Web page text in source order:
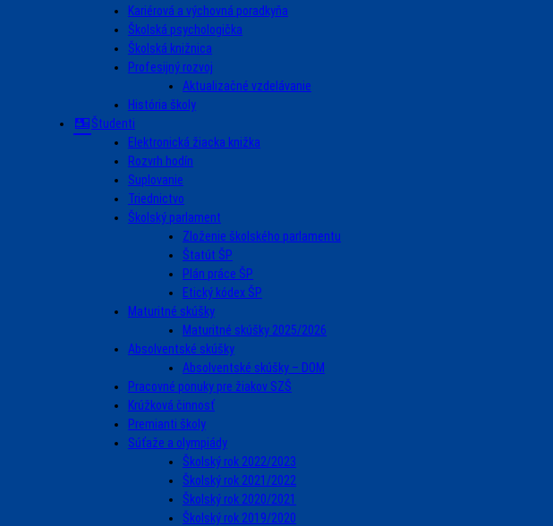
Kariérová a výchovná poradkyňa
Školská psychologička
Školská knižnica
Profesijný rozvoj
Aktualizačné vzdelávanie
História školy
Študenti
Elektronická žiacka knižka
Rozvrh hodín
Suplovanie
Triednictvo
Školský parlament
Zloženie školského parlamentu
Štatút ŠP
Plán práce ŠP
Etický kódex ŠP
Maturitné skúšky
Maturitné skúšky 2025/2026
Absolventské skúšky
Absolventské skúšky – DOM
Pracovné ponuky pre žiakov SZŠ
Krúžková činnosť
Premianti školy
Súťaže a olympiády
Školský rok 2022/2023
Školský rok 2021/2022
Školský rok 2020/2021
Školský rok 2019/2020